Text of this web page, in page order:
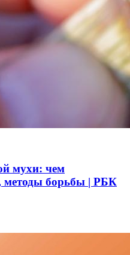
мухи: чем
методы борьбы | РБК